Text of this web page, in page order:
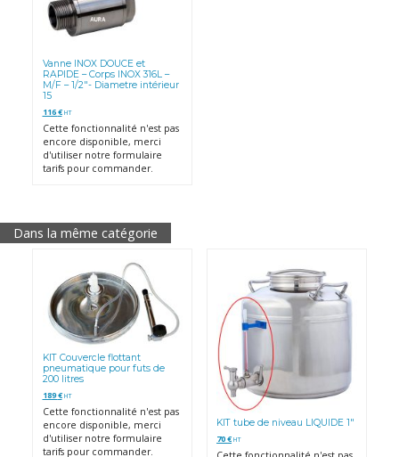
Vanne INOX DOUCE et
RAPIDE – Corps INOX 316L –
M/F – 1/2″- Diametre intérieur
15
116€ HT
Cette fonctionnalité n'est pas
encore disponible, merci
d'utiliser notre formulaire
tarifs pour commander.
Dans la même catégorie
KIT Couvercle flottant
pneumatique pour futs de
200 litres
189€ HT
Cette fonctionnalité n'est pas
encore disponible, merci
d'utiliser notre formulaire
tarifs pour commander.
KIT tube de niveau LIQUIDE 1″
70€ HT